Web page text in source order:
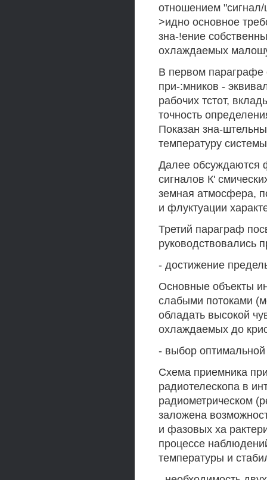
отношением
>идно основное
зна-!ение
охлаждаемых
В первом параграфе
при-:мников -
рабочих тстот,
точность
Показан зна-
температуру
Далее обсуждаются
сигналов К'
земная атмосфера,
и флуктуации
Третий параграф
руководствовались
- достижение
Основные объекты
слабыми потоками
обладать высокой
охлаждаемых до
- выбор
Схема приемника
радиотелескопа в
радиометрическом
заложена
и фазовых ха
процессе
температуры и